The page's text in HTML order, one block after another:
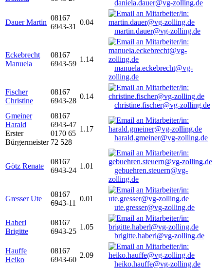
daniela.dauer@vg-zolling.de
Dauer Martin
08167
6943-31
0.04
martin.dauer@vg-zolling.de
Eckebrecht
Manuela
08167
6943-59
1.14
manuela.eckebrecht@vg-
zolling.de
Fischer
Christine
08167
6943-28
0.14
christine.fischer@vg-zolling.de
Gmeiner
Harald
Erster
Bürgermeister
08167
6943-47
0170 65
72 528
1.17
harald.gmeiner@vg-zolling.de
Götz Renate
08167
6943-24
1.01
gebuehren.steuern@vg-
zolling.de
Gresser Ute
08167
6943-11
0.01
ute.gresser@vg-zolling.de
Haberl
Brigitte
08167
6943-25
1.05
brigitte.haberl@vg-zolling.de
Hauffe
Heiko
08167
6943-60
2.09
heiko.hauffe@vg-zolling.de